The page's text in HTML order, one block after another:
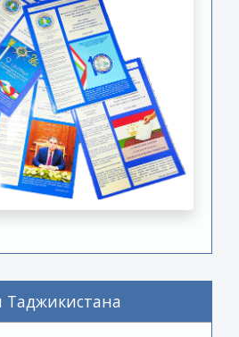
Таджикистана